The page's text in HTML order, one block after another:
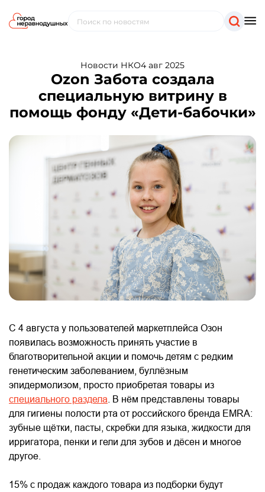
Новости НКО4 авг 2025
Ozon Забота создала
специальную витрину в
помощь фонду «Дети-бабочки»
С 4 августа у пользователей маркетплейса Озон
появилась возможность принять участие в
благотворительной акции и помочь детям с редким
генетическим заболеванием, буллёзным
эпидермолизом, просто приобретая товары из
специального раздела . В нём представлены товары
для гигиены полости рта от российского бренда EMRA:
зубные щётки, пасты, скребки для языка, жидкости для
ирригатора, пенки и гели для зубов и дёсен и многое
другое.
15% с продаж каждого товара из подборки будут